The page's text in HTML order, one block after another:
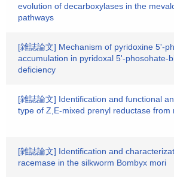
evolution of decarboxylases in the
pathways
[雑誌論文] Mechanism of pyridoxine 5'-
accumulation in pyridoxal 5'-phosohate-
deficiency
[雑誌論文] Identification and functional
type of Z,E-mixed prenyl reductase from
[雑誌論文] Identification and
racemase in the silkworm Bombyx mori